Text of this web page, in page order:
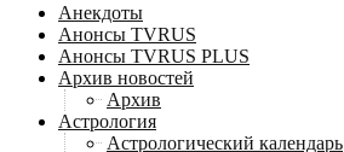
Анекдоты
Анонсы TVRUS
Анонсы TVRUS PLUS
Архив новостей
Архив
Астрология
Астрологический календарь